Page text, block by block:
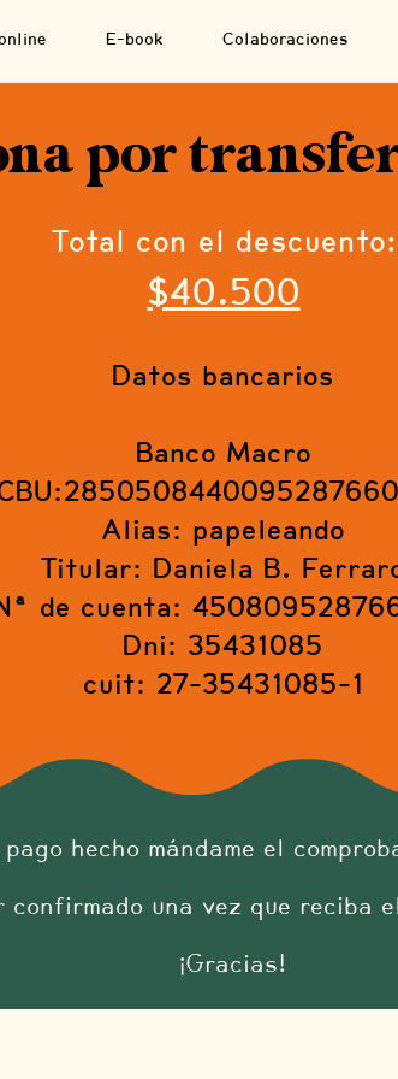
E-book Colaboraciones
por
Total con el descuento:
$40.500
Datos bancarios
Banco Macro
Alias: papeleando
Titular: Daniela B.
de cuenta:
Dni: 35431085
cuit: 27-35431085-1
hecho mándame el
confirmado una vez que reciba
¡Gracias!